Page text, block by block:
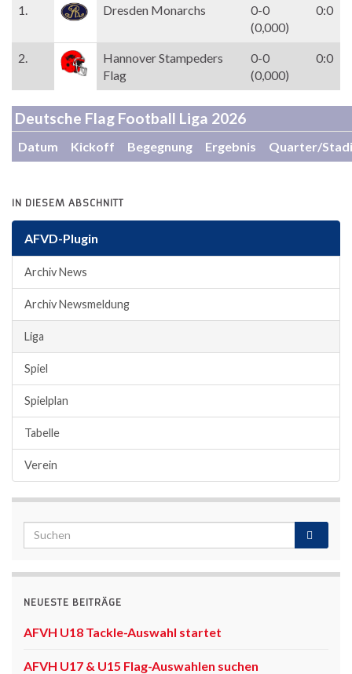
1. Dresden Monarchs
0-0
(0,000)
0:0
2.
Hannover Stampeders
Flag
0-0
(0,000)
0:0
Deutsche Flag Football Liga 2026
Datum Kickoff Begegnung Ergebnis Quarter/
IN DIESEM ABSCHNITT
AFVD-Plugin
Archiv News
Archiv Newsmeldung
Liga
Spiel
Spielplan
Tabelle
Verein
NEUESTE BEITRÄGE
AFVH U18 Tackle-Auswahl startet
AFVH U17 & U15 Flag-Auswahlen suchen